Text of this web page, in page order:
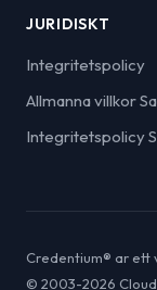
JURIDISKT
Integritetspolicy
Allmanna villkor
Integritetspolicy
Credentium® ar ett
© 2003-2026